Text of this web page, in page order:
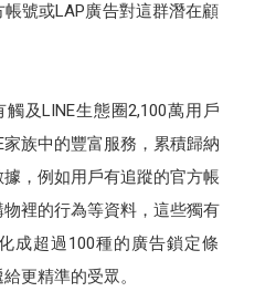
號或LAP廣告對這群潛在顧
及LINE生態圈2,100萬用戶
族中的豐富服務，累積歸納
，例如用戶有追蹤的官方帳
裡的行為等資料，這些獨有
成超過100種的廣告鎖定條
更精準的受眾。